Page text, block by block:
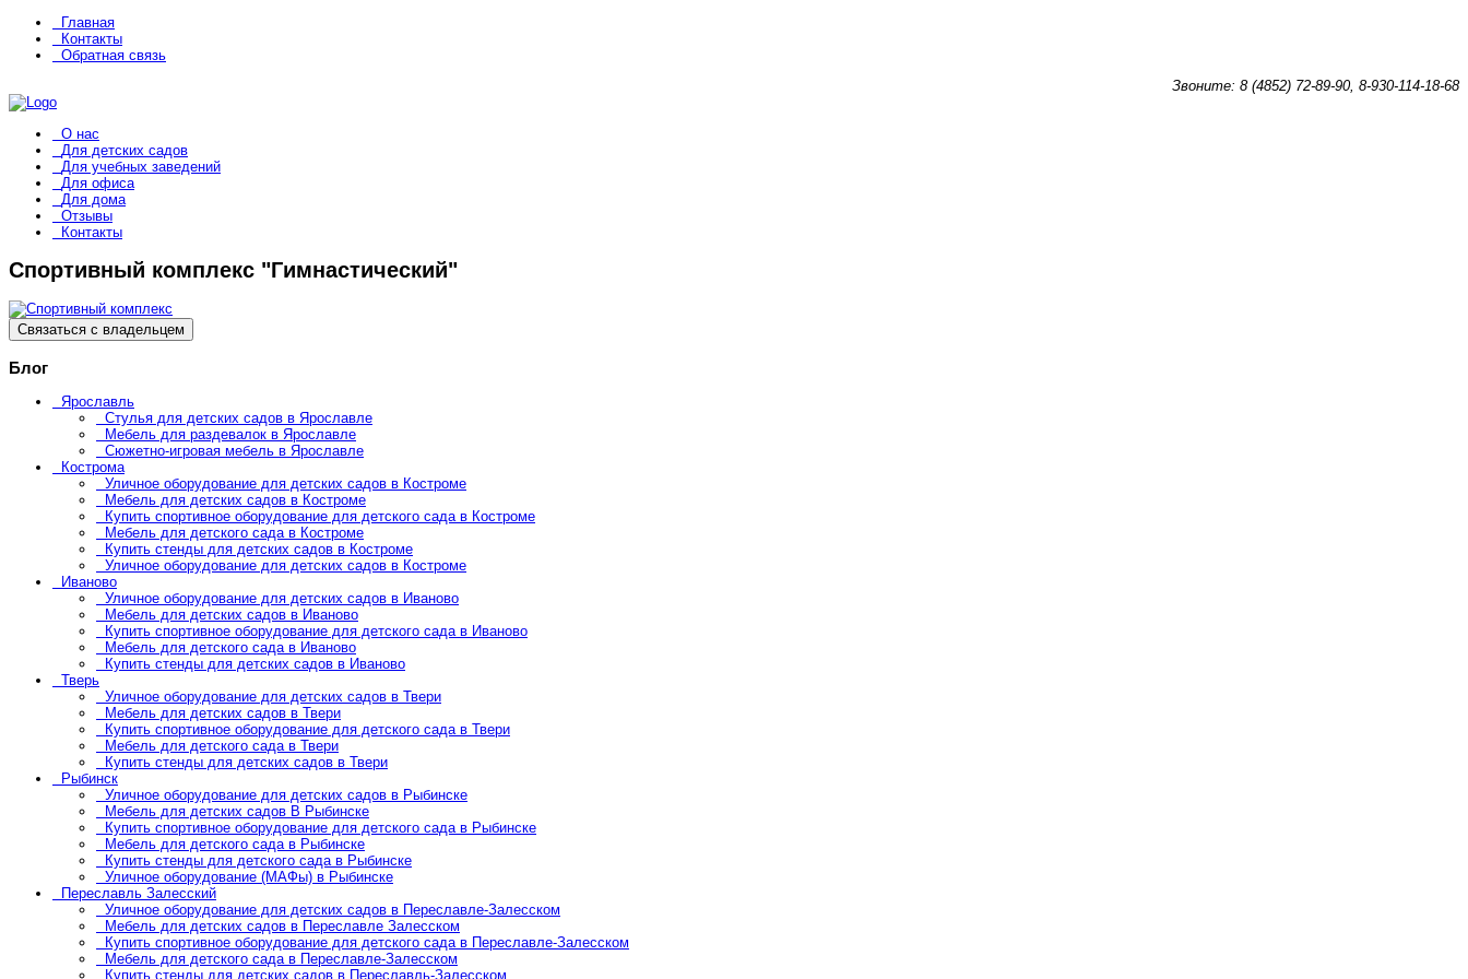
Главная
Контакты
Обратная связь
Звоните: 8 (4852) 72-89-90, 8-930-114-18-68
О нас
Для детских садов
Для учебных заведений
Для офиса
Для дома
Отзывы
Контакты
Спортивный комплекс "Гимнастический"
Связаться с владельцем
Блог
Ярославль
Стулья для детских садов в Ярославле
Мебель для раздевалок в Ярославле
Сюжетно-игровая мебель в Ярославле
Кострома
Уличное оборудование для детских садов в Костроме
Мебель для детских садов в Костроме
Купить спортивное оборудование для детского сада в Костроме
Мебель для детского сада в Костроме
Купить стенды для детских садов в Костроме
Уличное оборудование для детских садов в Костроме
Иваново
Уличное оборудование для детских садов в Иваново
Мебель для детских садов в Иваново
Купить спортивное оборудование для детского сада в Иваново
Мебель для детского сада в Иваново
Купить стенды для детских садов в Иваново
Тверь
Уличное оборудование для детских садов в Твери
Мебель для детских садов в Твери
Купить спортивное оборудование для детского сада в Твери
Мебель для детского сада в Твери
Купить стенды для детских садов в Твери
Рыбинск
Уличное оборудование для детских садов в Рыбинске
Мебель для детских садов В Рыбинске
Купить спортивное оборудование для детского сада в Рыбинске
Мебель для детского сада в Рыбинске
Купить стенды для детского сада в Рыбинске
Уличное оборудование (МАФы) в Рыбинске
Переславль Залесский
Уличное оборудование для детских садов в Переславле-Залесском
Мебель для детских садов в Переславле Залесском
Купить спортивное оборудование для детского сада в Переславле-Залесском
Мебель для детского сада в Переславле-Залесском
Купить стенды для детских садов в Переславль-Залесском